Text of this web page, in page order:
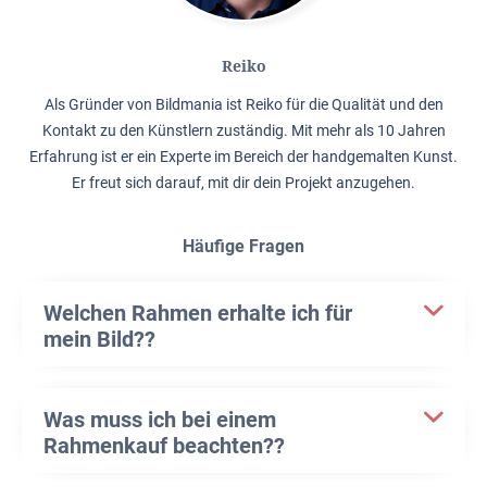
Reiko
Als Gründer von Bildmania ist Reiko für die Qualität und den
Kontakt zu den Künstlern zuständig. Mit mehr als 10 Jahren
Erfahrung ist er ein Experte im Bereich der handgemalten Kunst.
Er freut sich darauf, mit dir dein Projekt anzugehen.
Häufige Fragen
Welchen Rahmen erhalte ich für
mein Bild??
Was muss ich bei einem
Rahmenkauf beachten??